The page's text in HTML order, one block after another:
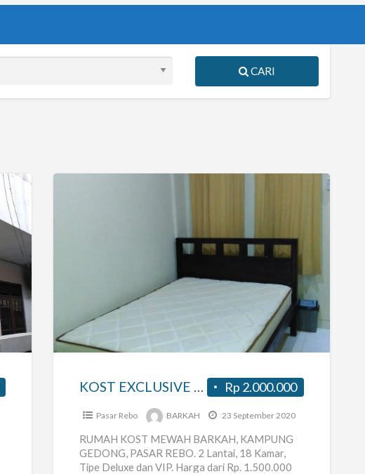
CARI
EXCLUSIVE
BARKAH
GEDONG
Rp 2.000.000
KOST EXCLUSIVE BARKAH GEDONG
Pasar Rebo BARKAH 23 September 2020
RUMAH KOST MEWAH BARKAH, KAMPUNG
GEDONG, PASAR REBO. 2 Lantai, 18 Kamar,
Tipe Deluxe dan VIP. Harga dari Rp. 1.500.000